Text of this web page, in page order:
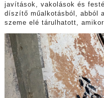
javítások, vakolások és
díszítő műalkotásból, abból
szeme elé tárulhatott,